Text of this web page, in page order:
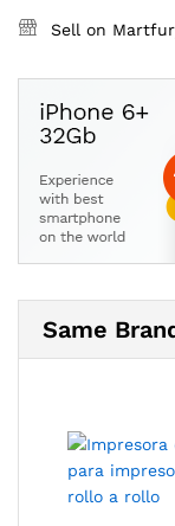
Sell on
Same